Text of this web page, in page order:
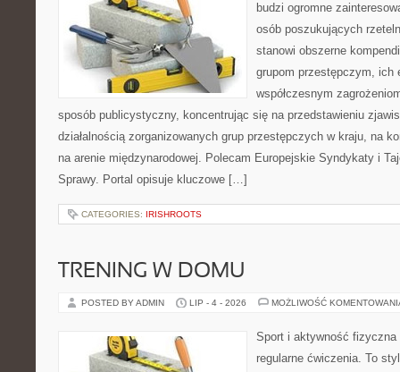
budzi ogromne
osób poszukujących
stanowi obszerne
grupom przestępczym, ich
współczesnym
sposób publicystyczny, koncentrując się na przedstawieniu
działalnością zorganizowanych grup przestępczych w kraju, na
na arenie międzynarodowej. Polecam Europejskie Syndykaty i
Sprawy. Portal opisuje kluczowe […]
CATEGORIES: IRISHROOTS
TRENING W DOMU
POSTED BY ADMIN LIP - 4 - 2026 MOŻLIWOŚĆ
Sport i aktywność
regularne ćwiczenia. To